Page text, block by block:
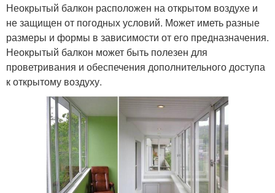
Неокрытый балкон расположен на открытом воздухе и
не защищен от погодных условий. Может иметь разные
размеры и формы в зависимости от его предназначения.
Неокрытый балкон может быть полезен для
проветривания и обеспечения дополнительного доступа
к открытому воздуху.